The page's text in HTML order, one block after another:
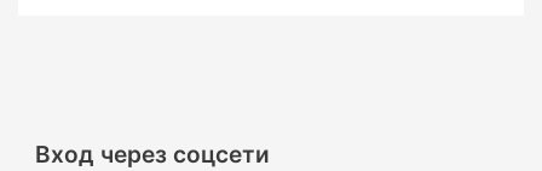
Вход через соцсети